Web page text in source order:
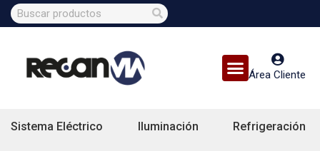
Área Cliente
Sistema Eléctrico Iluminación Refrigeración